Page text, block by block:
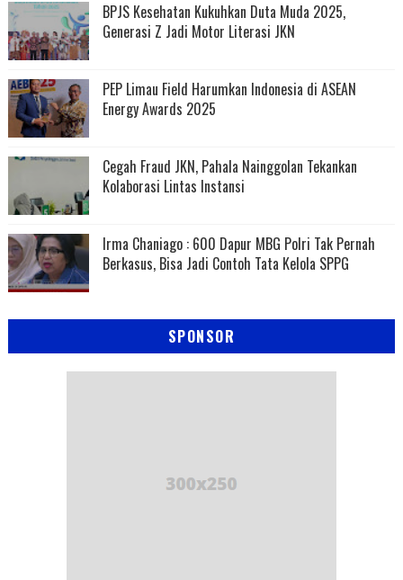
BPJS Kesehatan Kukuhkan Duta Muda 2025,
Generasi Z Jadi Motor Literasi JKN
PEP Limau Field Harumkan Indonesia di ASEAN
Energy Awards 2025
Cegah Fraud JKN, Pahala Nainggolan Tekankan
Kolaborasi Lintas Instansi
Irma Chaniago : 600 Dapur MBG Polri Tak Pernah
Berkasus, Bisa Jadi Contoh Tata Kelola SPPG
SPONSOR